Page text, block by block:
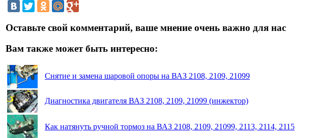
Оставьте свой комментарий, ваше мнение очень важно для нас
Вам также может быть интересно:
Снятие и замена шаровой опоры на ВАЗ 2108, 2109, 21099
Диагностика двигателя ВАЗ 2108, 2109, 21099 (инжектор)
Как натянуть ручной тормоз на ВАЗ 2108, 2109, 21099, 2113, 2114, 2115